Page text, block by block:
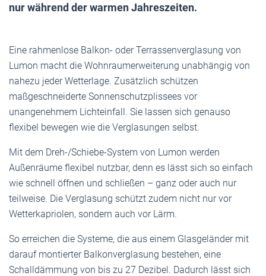
nur während der warmen Jahreszeiten.
Eine rahmenlose Balkon- oder Terrassenverglasung von
Lumon macht die Wohnraumerweiterung unabhängig von
nahezu jeder Wetterlage. Zusätzlich schützen
maßgeschneiderte Sonnenschutzplissees vor
unangenehmem Lichteinfall. Sie lassen sich genauso
flexibel bewegen wie die Verglasungen selbst.
Mit dem Dreh-/Schiebe-System von Lumon werden
Außenräume flexibel nutzbar, denn es lässt sich so einfach
wie schnell öffnen und schließen – ganz oder auch nur
teilweise. Die Verglasung schützt zudem nicht nur vor
Wetterkapriolen, sondern auch vor Lärm.
So erreichen die Systeme, die aus einem Glasgeländer mit
darauf montierter Balkonverglasung bestehen, eine
Schalldämmung von bis zu 27 Dezibel. Dadurch lässt sich